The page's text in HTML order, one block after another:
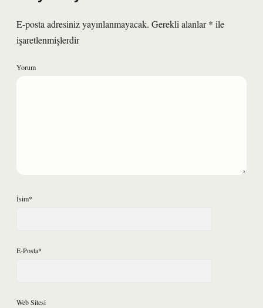
E-posta adresiniz yayınlanmayacak. Gerekli alanlar* ile
işaretlenmişlerdir
Yorum
İsim*
E-Posta*
Web Sitesi